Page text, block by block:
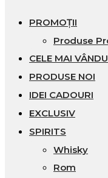
PROMOȚII
Produse
CELE MAI
PRODUSE NOI
IDEI CADOURI
EXCLUSIV
SPIRITS
Whisky
Rom